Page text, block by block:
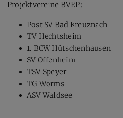
Projektvereine BVRP:
Post SV Bad Kreuznach
TV Hechtsheim
1. BCW Hütschenhausen
SV Offenheim
TSV Speyer
TG Worms
ASV Waldsee